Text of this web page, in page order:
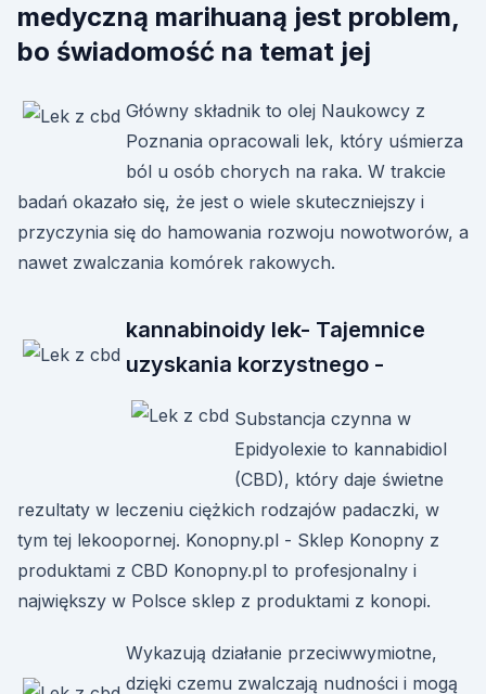
medyczną marihuaną jest problem,
bo świadomość na temat jej
Główny składnik to olej Naukowcy z
Poznania opracowali lek, który uśmierza
ból u osób chorych na raka. W trakcie
badań okazało się, że jest o wiele skuteczniejszy i
przyczynia się do hamowania rozwoju nowotworów, a
nawet zwalczania komórek rakowych.
kannabinoidy lek- Tajemnice
uzyskania korzystnego -
Substancja czynna w
Epidyolexie to kannabidiol
(CBD), który daje świetne
rezultaty w leczeniu ciężkich rodzajów padaczki, w
tym tej lekoopornej. Konopny.pl - Sklep Konopny z
produktami z CBD Konopny.pl to profesjonalny i
największy w Polsce sklep z produktami z konopi.
Wykazują działanie przeciwwymiotne,
dzięki czemu zwalczają nudności i mogą